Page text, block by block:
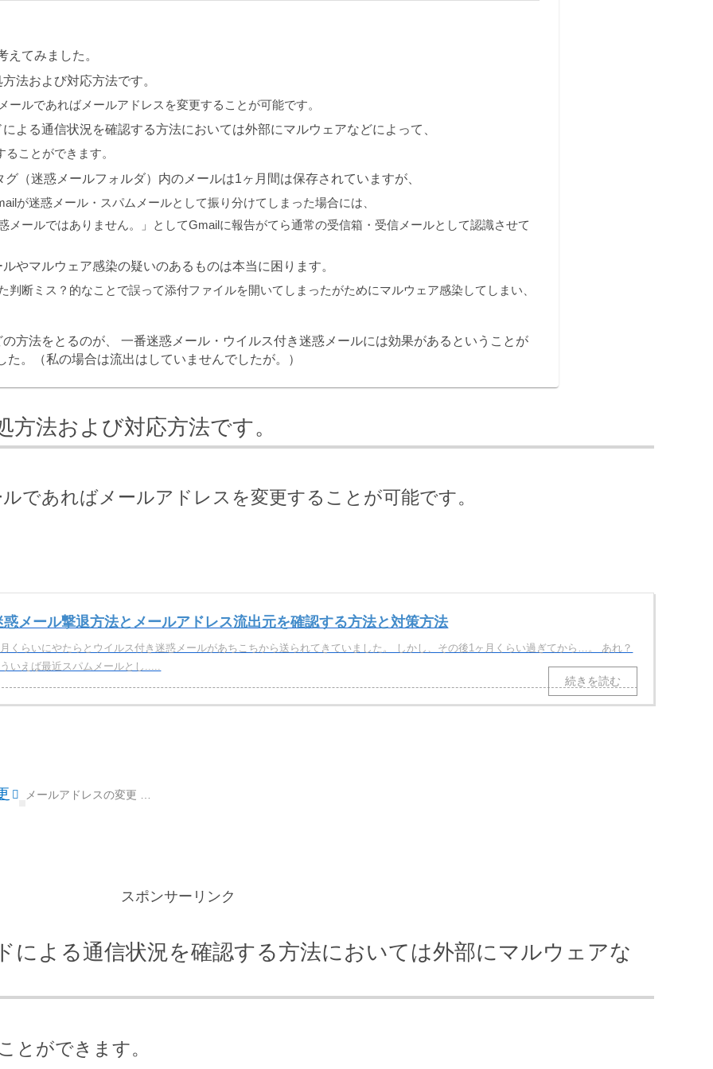
えてみました。
法および対応方法です。
ールであればメールアドレスを変更することが可能です。
よる通信状況を確認する方法においては外部にマルウェアなどによって、
ことができます。
（迷惑メールフォルダ）内のメールは1ヶ月間は保存されていますが、
が迷惑メール・スパムメールとして振り分けてしまった場合には、
メールではありません。」としてGmailに報告がてら通常の受信箱・受信メールとして認識させて
やマルウェア感染の疑いのあるものは本当に困ります。
判断ミス？的なことで誤って添付ファイルを開いてしまったがためにマルウェア感染してしまい、
方法をとるのが、 一番迷惑メール・ウイルス付き迷惑メールには効果があるということが
。（私の場合は流出はしていませんでしたが。）
法および対応方法です。
であればメールアドレスを変更することが可能です。
惑メール撃退方法とメールアドレス流出元を確認する方法と対策方法
くらいにやたらとウイルス付き迷惑メールがあちこちから送られてきていました。 しかし、その後1ヶ月くらい過ぎてから…。 あれ？
いえば最近スパムメールとし.....
メールアドレスの変更 …
スポンサーリンク
による通信状況を確認する方法においては外部にマルウェアな
とができます。